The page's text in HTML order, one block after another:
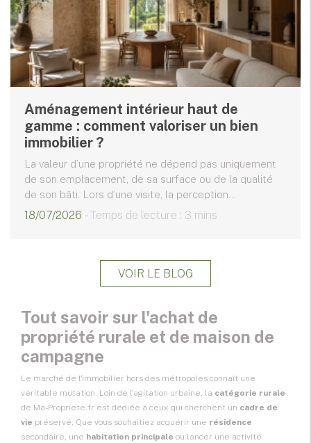
Aménagement intérieur haut de
gamme : comment valoriser un bien
immobilier ?
La valeur d’une propriété ne dépend pas uniquement
de son emplacement, de sa surface ou de la qualité
de son bâti. Lors d’une visite, la perception...
18/07/2026 - Temps de lecture : 3 mins
VOIR LE BLOG
Tout savoir sur l'achat de
propriété rurale et de maison de
campagne
Le marché de l'immobilier hors des métropoles connaît une
véritable mutation. Loin de l'agitation urbaine, la catégorie rurale
de Ma-Propriete.fr est dédiée à ceux qui cherchent un cadre de
vie préservé. Que vous souhaitiez acquérir une résidence
secondaire, une habitation principale ou lancer une activité